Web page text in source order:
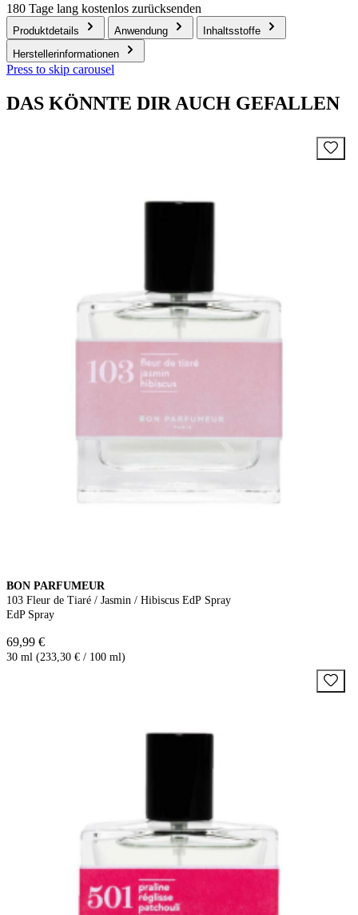
180 Tage lang kostenlos zurücksenden
Produktdetails Anwendung
Inhaltsstoffe
Herstellerinformationen
Press to skip carousel
DAS KÖNNTE DIR AUCH GEFALLEN
BON PARFUMEUR
103 Fleur de Tiaré / Jasmin / Hibiscus EdP Spray
EdP Spray
69,99 €
30 ml (233,30 € / 100 ml)